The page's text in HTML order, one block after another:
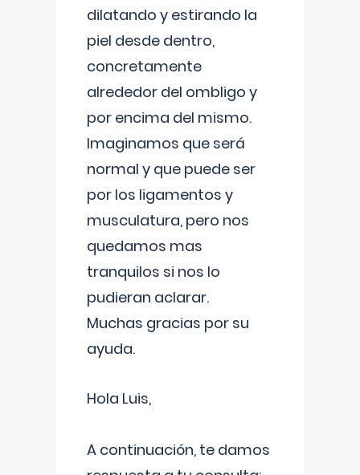
dilatando y estirando la
piel desde dentro,
concretamente
alrededor del ombligo y
por encima del mismo.
Imaginamos que será
normal y que puede ser
por los ligamentos y
musculatura, pero nos
quedamos mas
tranquilos si nos lo
pudieran aclarar.
Muchas gracias por su
ayuda.
Hola Luis,
A continuación, te damos